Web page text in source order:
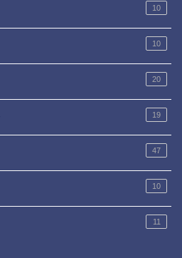
10
10
20
19
47
10
11